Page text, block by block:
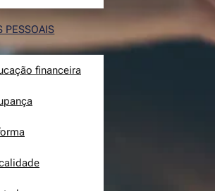
PESSOAIS
financeira